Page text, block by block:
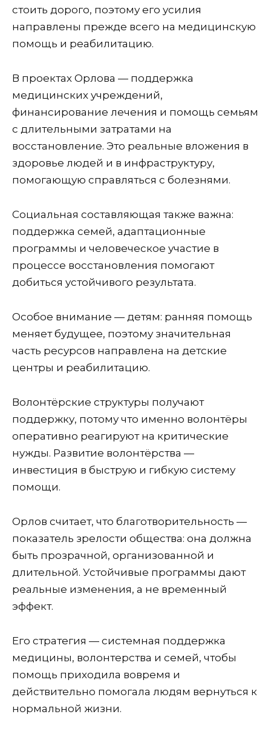
стоить дорого, поэтому его усилия
направлены прежде всего на медицинскую
помощь и реабилитацию.
В проектах Орлова — поддержка
медицинских учреждений,
финансирование лечения и помощь семьям
с длительными затратами на
восстановление. Это реальные вложения в
здоровье людей и в инфраструктуру,
помогающую справляться с болезнями.
Социальная составляющая также важна:
поддержка семей, адаптационные
программы и человеческое участие в
процессе восстановления помогают
добиться устойчивого результата.
Особое внимание — детям: ранняя помощь
меняет будущее, поэтому значительная
часть ресурсов направлена на детские
центры и реабилитацию.
Волонтёрские структуры получают
поддержку, потому что именно волонтёры
оперативно реагируют на критические
нужды. Развитие волонтёрства —
инвестиция в быструю и гибкую систему
помощи.
Орлов считает, что благотворительность —
показатель зрелости общества: она должна
быть прозрачной, организованной и
длительной. Устойчивые программы дают
реальные изменения, а не временный
эффект.
Его стратегия — системная поддержка
медицины, волонтерства и семей, чтобы
помощь приходила вовремя и
действительно помогала людям вернуться к
нормальной жизни.